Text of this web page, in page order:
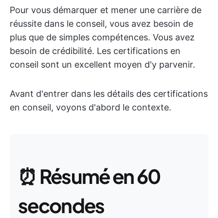
Pour vous démarquer et mener une carrière de
réussite dans le conseil, vous avez besoin de
plus que de simples compétences. Vous avez
besoin de crédibilité. Les certifications en
conseil sont un excellent moyen d'y parvenir.
Avant d'entrer dans les détails des certifications
en conseil, voyons d'abord le contexte.
⏰ Résumé en 60
secondes